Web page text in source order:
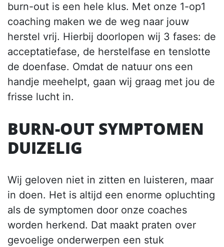
burn-out is een hele klus. Met onze 1-op1
coaching maken we de weg naar jouw
herstel vrij. Hierbij doorlopen wij 3 fases: de
acceptatiefase, de herstelfase en tenslotte
de doenfase. Omdat de natuur ons een
handje meehelpt, gaan wij graag met jou de
frisse lucht in.
BURN-OUT SYMPTOMEN
DUIZELIG
Wij geloven niet in zitten en luisteren, maar
in doen. Het is altijd een enorme opluchting
als de symptomen door onze coaches
worden herkend. Dat maakt praten over
gevoelige onderwerpen een stuk